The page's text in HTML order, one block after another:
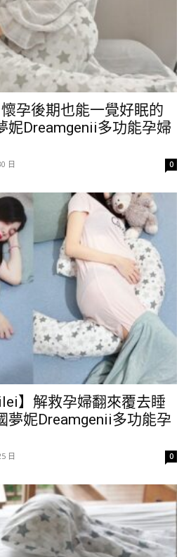
孕後期也能一覺好眠的
妮Dreamgenii多功能孕婦
日 0
】解救孕婦翻來覆去睡
夢妮Dreamgenii多功能孕
日 0